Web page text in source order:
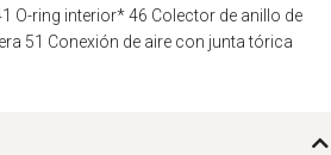
O-ring interior* 46 Colector de anillo de
51 Conexión de aire con junta tórica